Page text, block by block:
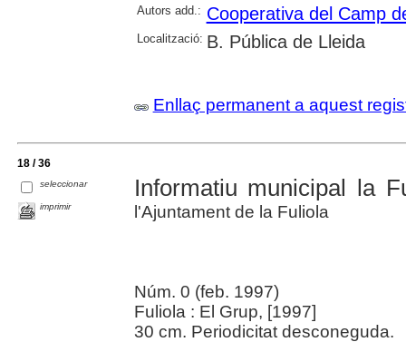
Autors add.: Cooperativa del Camp
Localització: B. Pública de Lleida
Enllaç permanent a aquest
18 / 36
seleccionar
imprimir
Informatiu municipal la
l'Ajuntament de la Fuliola
Núm. 0 (feb. 1997)
Fuliola : El Grup, [1997]
30 cm. Periodicitat desconeguda.